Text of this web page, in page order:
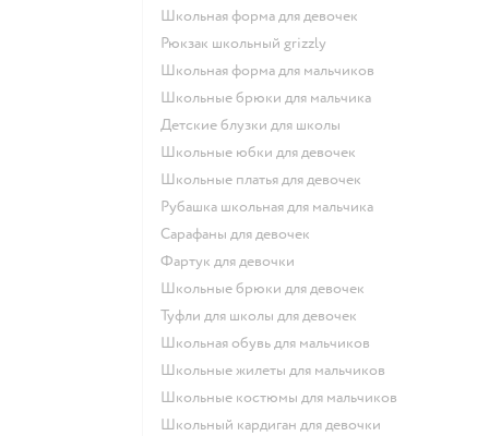
Школьная форма для девочек
Рюкзак школьный grizzly
Школьная форма для мальчиков
Школьные брюки для мальчика
Детские блузки для школы
Школьные юбки для девочек
Школьные платья для девочек
Рубашка школьная для мальчика
Сарафаны для девочек
Фартук для девочки
Школьные брюки для девочек
Туфли для школы для девочек
Школьная обувь для мальчиков
Школьные жилеты для мальчиков
Школьные костюмы для мальчиков
Школьный кардиган для девочки